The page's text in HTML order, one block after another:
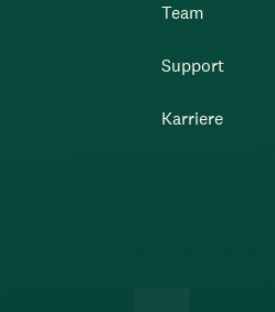
Team
Support
Karriere